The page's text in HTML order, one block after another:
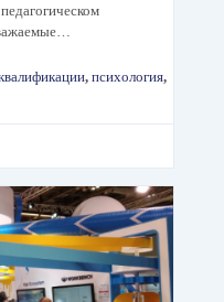
, психология,